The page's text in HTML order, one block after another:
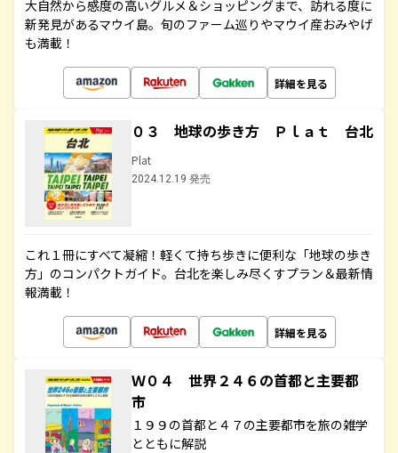
大自然から感度の高いグルメ＆ショッピングまで、訪れる度に
新発見があるマウイ島。旬のファーム巡りやマウイ産おみやげ
も満載！
詳細を見る
０３ 地球の歩き方 Ｐｌａｔ 台北
Plat
2024.12.19 発売
これ１冊にすべて凝縮！軽くて持ち歩きに便利な「地球の歩き
方」のコンパクトガイド。台北を楽しみ尽くすプラン＆最新情
報満載！
詳細を見る
Ｗ０４ 世界２４６の首都と主要都
市
１９９の首都と４７の主要都市を旅の雑学
とともに解説